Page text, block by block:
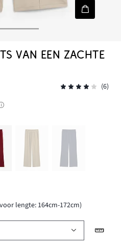
VAN EEN ZACHTE
(6)
lengte: 164cm-172cm)